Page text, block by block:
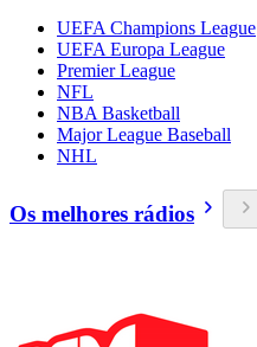
UEFA Champions League
UEFA Europa League
Premier League
NFL
NBA Basketball
Major League Baseball
NHL
Os melhores rádios